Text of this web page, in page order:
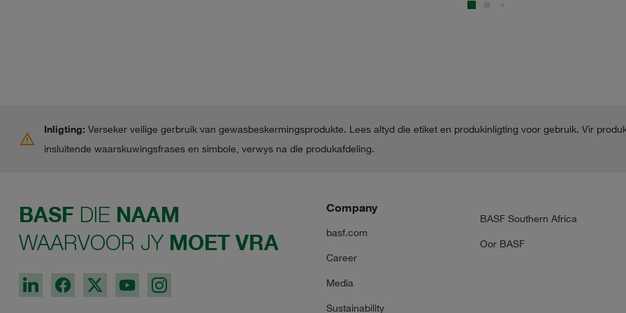
warning Inligting: Verseker veilige gerbruik van gewasbeskermingsprodukte. Lees altyd die etiket en produkinligting voor gebruik. Vir
insluitende waarskuwingsfrases en simbole, verwys na die produkafdeling.
BASF DIE NAAM
WAARVOOR JY MOET VRA
Company
basf.com
Career
Media
Sustainability
BASF Southern Africa
Oor BASF